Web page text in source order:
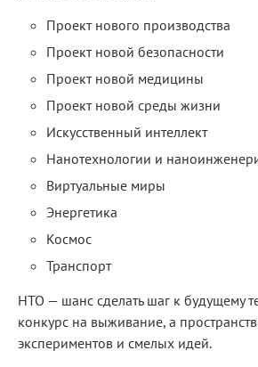
Проект нового производства
Проект новой безопасности
Проект новой медицины
Проект новой среды жизни
Искусственный интеллект
Нанотехнологии и
Виртуальные миры
Энергетика
Космос
Транспорт
НТО — шанс сделать шаг к будущему
конкурс на выживание, а
экспериментов и смелых идей.